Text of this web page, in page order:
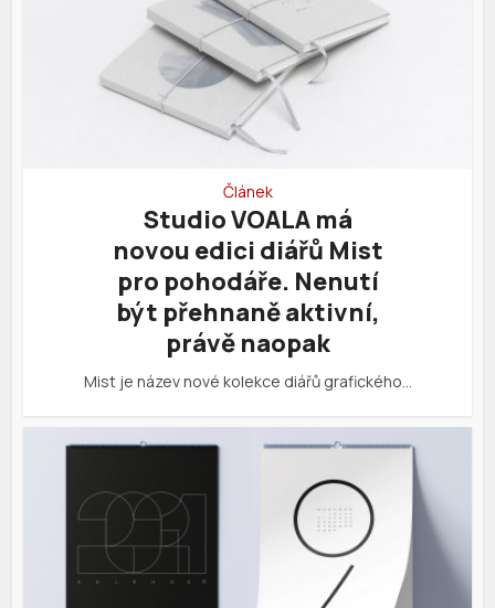
Článek
Studio VOALA má
novou edici diářů Mist
pro pohodáře. Nenutí
být přehnaně aktivní,
právě naopak
Mist je název nové kolekce diářů grafického…